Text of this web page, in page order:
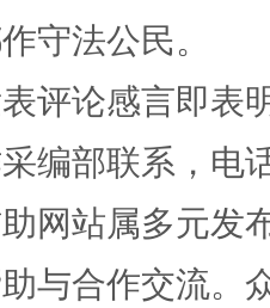
幻境
守法公民。
评论感言即表
编部联系，电
网站属多元发
与合作交流。